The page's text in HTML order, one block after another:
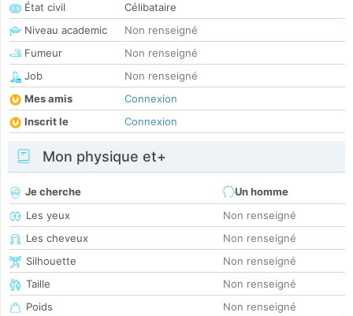
État civil
Célibataire
Niveau academic
Non renseigné
Fumeur
Non renseigné
Job
Non renseigné
Mes amis
Connexion
Inscrit le
Connexion
Mon physique et+
Je cherche
Un homme
Les yeux
Non renseigné
Les cheveux
Non renseigné
Silhouette
Non renseigné
Taille
Non renseigné
Poids
Non renseigné